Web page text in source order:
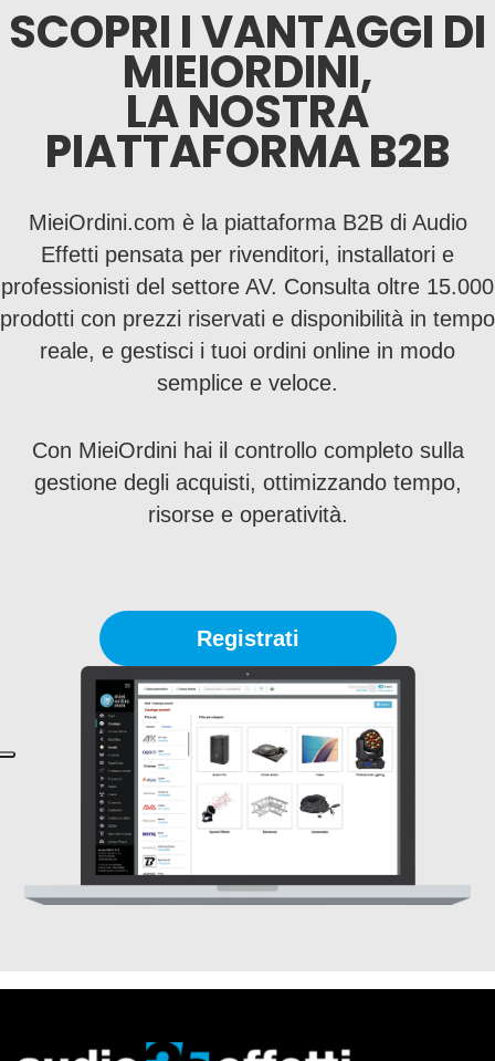
SCOPRI I VANTAGGI DI
MIEIORDINI,
LA NOSTRA
PIATTAFORMA B2B
MieiOrdini.com è la piattaforma B2B di Audio
Effetti pensata per rivenditori, installatori e
professionisti del settore AV. Consulta oltre 15.000
prodotti con prezzi riservati e disponibilità in tempo
reale, e gestisci i tuoi ordini online in modo
semplice e veloce.
Con MieiOrdini hai il controllo completo sulla
gestione degli acquisti, ottimizzando tempo,
risorse e operatività.
Registrati